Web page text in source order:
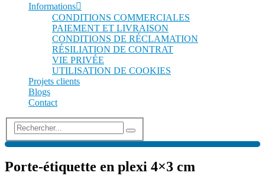
Informations
CONDITIONS COMMERCIALES
PAIEMENT ET LIVRAISON
CONDITIONS DE RÉCLAMATION
RÉSILIATION DE CONTRAT
VIE PRIVÉE
UTILISATION DE COOKIES
Projets clients
Blogs
Contact
Porte-étiquette en plexi 4×3 cm